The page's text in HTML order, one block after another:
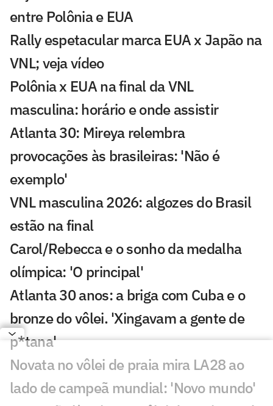
entre Polônia e EUA
Rally espetacular marca EUA x Japão na
VNL; veja vídeo
Polônia x EUA na final da VNL
masculina: horário e onde assistir
Atlanta 30: Mireya relembra
provocações às brasileiras: 'Não é
exemplo'
VNL masculina 2026: algozes do Brasil
estão na final
Carol/Rebecca e o sonho da medalha
olímpica: 'O principal'
Atlanta 30 anos: a briga com Cuba e o
bronze do vôlei. 'Xingavam a gente de
p*tana'
Novata no vôlei de praia mira LA28 ao
lado de campeã mundial: 'Novo mundo'